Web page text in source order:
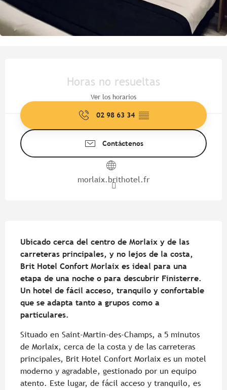
Horas no resueltas
Ver los horarios
02 98 63 34 ▒▒
Contáctenos
morlaix.brithotel.fr
Ubicado cerca del centro de Morlaix y de las
carreteras principales, y no lejos de la costa,
Brit Hotel Confort Morlaix es ideal para una
etapa de una noche o para descubrir Finisterre.
Un hotel de fácil acceso, tranquilo y confortable
que se adapta tanto a grupos como a
particulares.
Situado en Saint-Martin-des-Champs, a 5 minutos
de Morlaix, cerca de la costa y de las carreteras
principales, Brit Hotel Confort Morlaix es un motel
moderno y agradable, gestionado por un equipo
atento. Este lugar, de fácil acceso y tranquilo, es